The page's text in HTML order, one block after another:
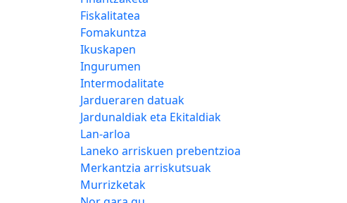
Fiskalitatea
Fomakuntza
Ikuskapen
Ingurumen
Intermodalitate
Jardueraren datuak
Jardunaldiak eta Ekitaldiak
Lan-arloa
Laneko arriskuen prebentzioa
Merkantzia arriskutsuak
Murrizketak